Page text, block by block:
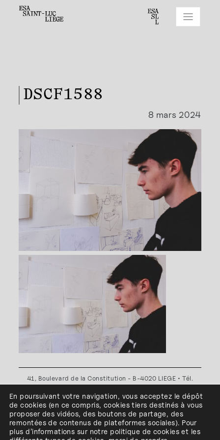
DSCF1588
8 mars 2024
41, Boulevard de la Constitution - B-4020 LIEGE • Tél.
Plan d'accès•Politique de confidentialité•Politique de
cookies•Conditions générales
l'ESA Saint-Luc Liège est membre du
En poursuivant votre navigation, vous acceptez le dépôt
de cookies (en ce compris, cookiestiers destinés à vous
proposer des vidéos, des boutons de partage, des
remontées de contenus de plateformes sociales). Pour
plus d’informations sur notre politique de cookies et les